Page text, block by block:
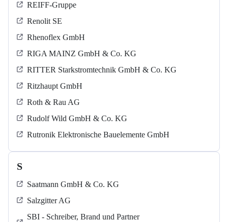
REIFF-Gruppe
Renolit SE
Rhenoflex GmbH
RIGA MAINZ GmbH & Co. KG
RITTER Starkstromtechnik GmbH & Co. KG
Ritzhaupt GmbH
Roth & Rau AG
Rudolf Wild GmbH & Co. KG
Rutronik Elektronische Bauelemente GmbH
S
Saatmann GmbH & Co. KG
Salzgitter AG
SBI - Schreiber, Brand und Partner